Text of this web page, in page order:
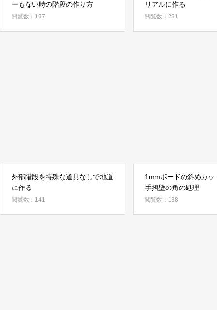
ーもない時の階段の作り方
閲覧数：197
リアルに作る
閲覧数：291
外部階段を特殊な道具なしで地道
に作る
閲覧数：141
1mmボードの斜めカッ
手摺壁の角の処理
閲覧数：138